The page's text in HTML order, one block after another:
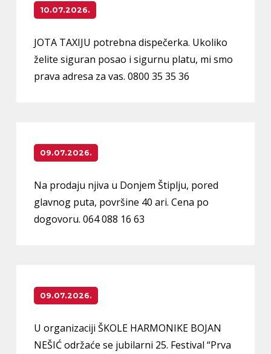
10.07.2026.
JOTA TAXIJU potrebna dispečerka. Ukoliko
želite siguran posao i sigurnu platu, mi smo
prava adresa za vas. 0800 35 35 36
09.07.2026.
Na prodaju njiva u Donjem Štiplju, pored
glavnog puta, površine 40 ari. Cena po
dogovoru. 064 088 16 63
09.07.2026.
U organizaciji ŠKOLE HARMONIKE BOJAN
NEŠIĆ održaće se jubilarni 25. Festival “Prva